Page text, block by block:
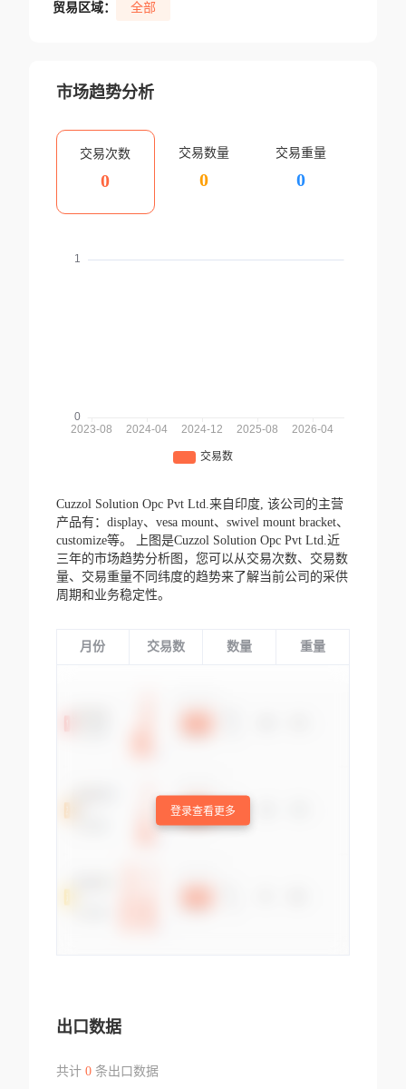
贸易区域： 全部
市场趋势分析
交易次数
0
交易数量
0
交易重量
0
Cuzzol Solution Opc Pvt Ltd.来自印度, 该公司的主营
产品有：display、vesa mount、swivel mount bracket、
customize等。
上图是Cuzzol Solution Opc Pvt Ltd.近
三年的市场趋势分析图，您可以从交易次数、交易数
量、交易重量不同纬度的趋势来了解当前公司的采供
周期和业务稳定性。
月份 交易数 数量 重量
登录查看更多
出口数据
共计 0条出口数据